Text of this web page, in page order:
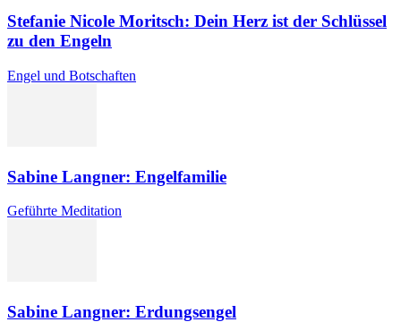
Stefanie Nicole Moritsch: Dein Herz ist der Schlüssel
zu den Engeln
Engel und Botschaften
Sabine Langner: Engelfamilie
Geführte Meditation
Sabine Langner: Erdungsengel